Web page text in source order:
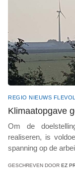
REGIO NIEUWS
Klimaatopgave
Om de
realiseren, is
spanning op de
GESCHREVEN DOOR EZ